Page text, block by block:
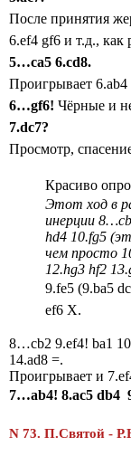
После принятия
6.ef4 gf6 и т.д., как
5…ca5 6.cd8.
Проигрывает 6.ab4
6…gf6! Чёрные и
7.dc7?
Просмотр,
Красиво
Этот ход в
инерции
hd4 10.fg5
чем просто
12.hg3 hf2
9.fe5 (9.ba5
ef6 X.
8…cb2 9.ef4! ba1
14.ad8 =.
Проигрывает и
7…ab4! 8.ac5 db4
N 73. П.Святой - Р.